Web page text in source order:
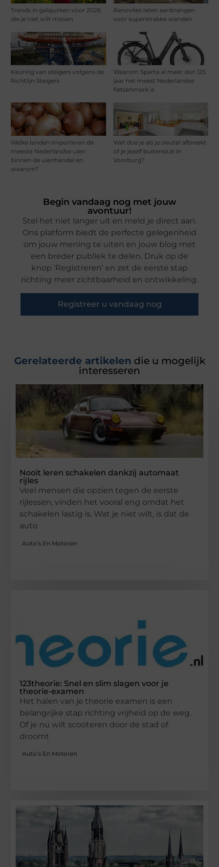
Trends in galajurken voor 2026
die je niet wilt missen
Renovlies laten aanbrengen
voor superstrakke wanden
Keuring van steigers volgens de
Richtlijn Steigers
Waarom Sparta al meer dan 125
jaar het meest Nederlandse
fietsenmerk is
Welke landen importeren de
meeste Nederlandse uien
binnen de uienhandel en
waarom?
Wat doe je als je sleutel afbreekt
of je jezelf buitensluit in
Voorburg?
Begin vandaag nog met jouw
avontuur!
Stel het niet langer uit en meld je direct aan.
Ons platform biedt de perfecte gelegenheid
om jouw mening te uiten en jouw blog met
een breder publiek te delen. Druk op de
knop ‘Registreren’ en zet de eerste stap
richting meer zichtbaarheid en ontwikkeling.
Registreer u vandaag nog
Gerelateerde artikelen die u mogelijk
interesseren
Nooit leren schakelen dankzij automaat
rijles
Veel mensen die opzien tegen de eerste
rijlessen, vinden het vooral eng omdat het
schakelen lastig is. Wat je niet wilt, is dat de
auto
Auto’s En Motoren
123theorie: Snel en slim slagen voor je
theorie-examen
Het halen van je theorie examen is een
belangrijke stap richting vrijheid op de weg.
Of je nu wilt scooteren door de stad of
droomt
Auto’s En Motoren